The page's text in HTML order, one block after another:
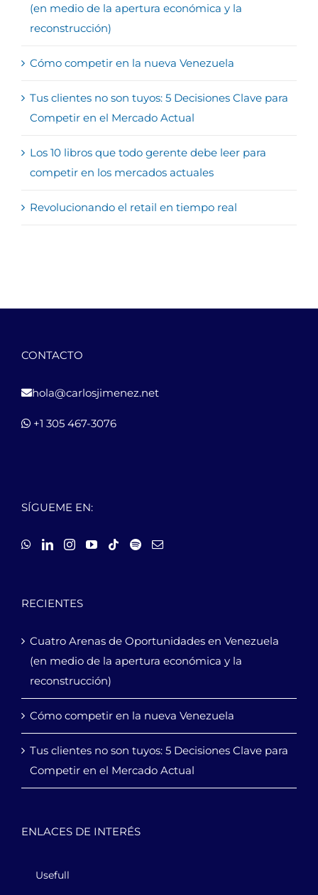
(en medio de la apertura económica y la
reconstrucción)
Cómo competir en la nueva Venezuela
Tus clientes no son tuyos: 5 Decisiones Clave para
Competir en el Mercado Actual
Los 10 libros que todo gerente debe leer para
competir en los mercados actuales
Revolucionando el retail en tiempo real
CONTACTO
hola@carlosjimenez.net
+1 305 467-3076
SÍGUEME EN:
RECIENTES
Cuatro Arenas de Oportunidades en Venezuela
(en medio de la apertura económica y la
reconstrucción)
Cómo competir en la nueva Venezuela
Tus clientes no son tuyos: 5 Decisiones Clave para
Competir en el Mercado Actual
ENLACES DE INTERÉS
Usefull